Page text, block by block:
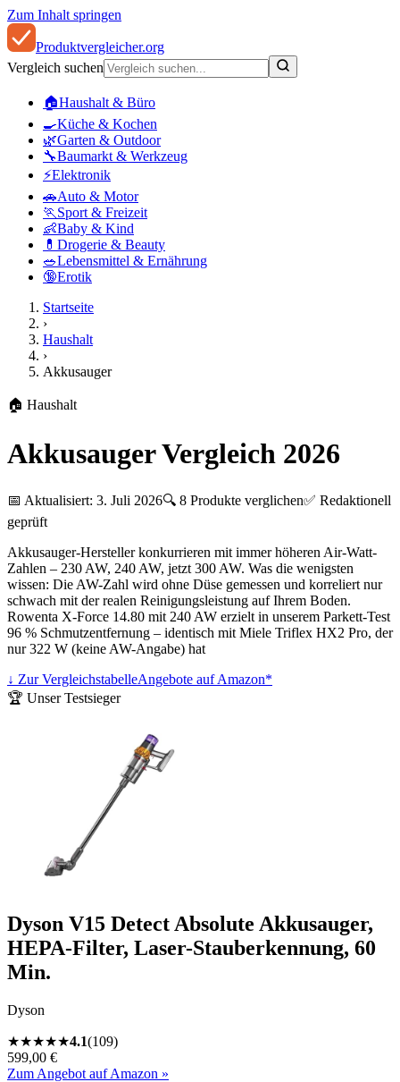
Zum Inhalt springen
Produktvergleicher.org
Vergleich suchen
🏠Haushalt & Büro
🍳Küche & Kochen
🌿Garten & Outdoor
🔧Baumarkt & Werkzeug
⚡Elektronik
🚗Auto & Motor
🏃 Sport & Freizeit
👶Baby & Kind
💊 Drogerie & Beauty
🥗Lebensmittel & Ernährung
🔞Erotik
Startseite
›
Haushalt
›
Akkusauger
🏠 Haushalt
Akkusauger Vergleich 2026
📅 Aktualisiert: 3. Juli 2026🔍 8 Produkte verglichen✅ Redaktionell
geprüft
Akkusauger-Hersteller konkurrieren mit immer höheren Air-Watt-
Zahlen – 230 AW, 240 AW, jetzt 300 AW. Was die wenigsten
wissen: Die AW-Zahl wird ohne Düse gemessen und korreliert nur
schwach mit der realen Reinigungsleistung auf Ihrem Boden.
Rowenta X-Force 14.80 mit 240 AW erzielt in unserem Parkett-Test
96 % Schmutzentfernung – identisch mit Miele Triflex HX2 Pro, der
nur 322 W (keine AW-Angabe) hat
↓ Zur VergleichstabelleAngebote auf Amazon*
🏆 Unser Testsieger
Dyson V15 Detect Absolute Akkusauger,
HEPA-Filter, Laser-Stauberkennung, 60
Min.
Dyson
★★★★★4.1(109)
599,00 €
Zum Angebot auf Amazon »